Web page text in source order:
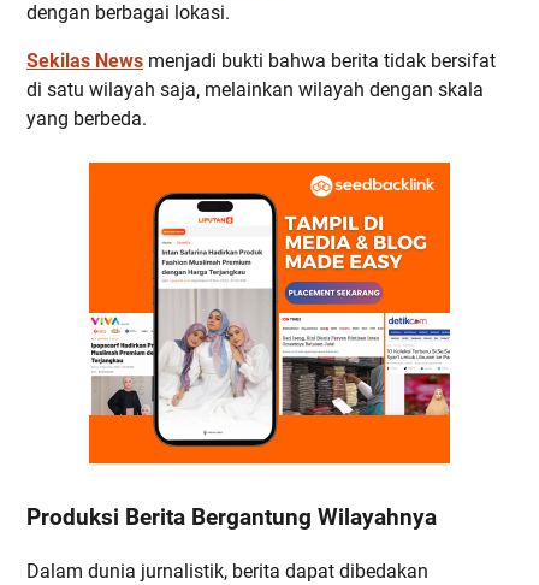
dengan berbagai lokasi.
Sekilas News menjadi bukti bahwa berita tidak bersifat
di satu wilayah saja, melainkan wilayah dengan skala
yang berbeda.
Produksi Berita Bergantung Wilayahnya
Dalam dunia jurnalistik, berita dapat dibedakan